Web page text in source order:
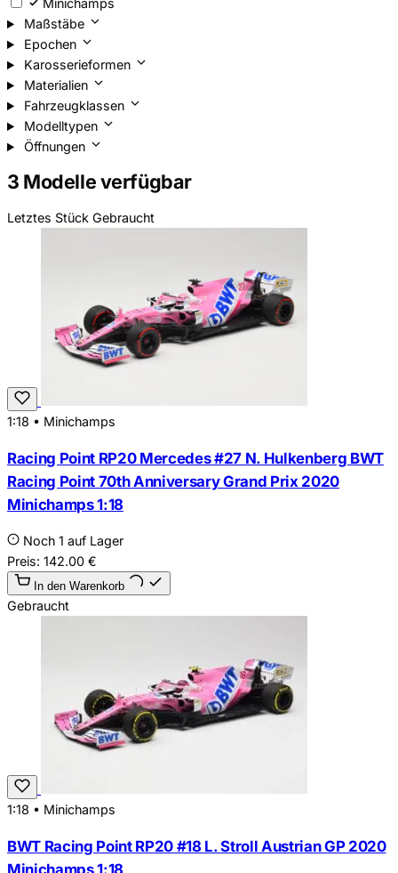
Minichamps
Maßstäbe
Epochen
Karosserieformen
Materialien
Fahrzeugklassen
Modelltypen
Öffnungen
3 Modelle verfügbar
Letztes Stück Gebraucht
1:18 • Minichamps
Racing Point RP20 Mercedes #27 N. Hulkenberg BWT
Racing Point 70th Anniversary Grand Prix 2020
Minichamps 1:18
Noch 1 auf Lager
Preis: 142.00 €
In den Warenkorb
Gebraucht
1:18 • Minichamps
BWT Racing Point RP20 #18 L. Stroll Austrian GP 2020